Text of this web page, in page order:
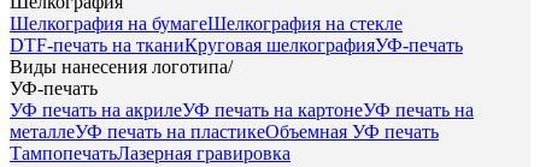
Шелкография на бумагеШелкография на стекле
DTF-печать на тканиКруговая шелкографияУФ-печать
Виды нанесения логотипа/
УФ-печать
УФ печать на акрилеУФ печать на картонеУФ печать на
металлеУФ печать на пластикеОбъемная УФ печать
ТампопечатьЛазерная гравировка